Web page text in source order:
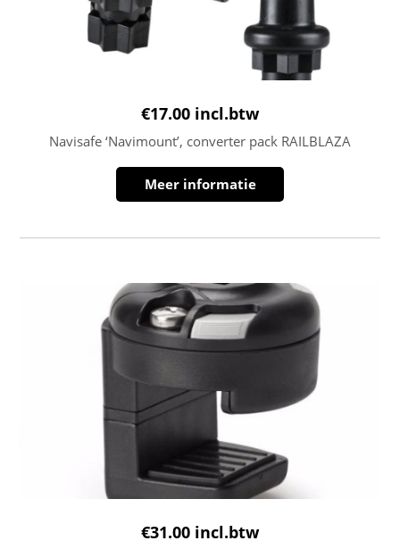
€17.00 incl.btw
Navisafe ‘Navimount’, converter pack RAILBLAZA
Meer informatie
€31.00 incl.btw